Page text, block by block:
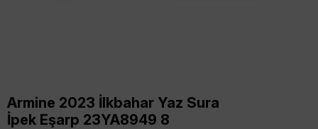
Armine 2023 İlkbahar Yaz Sura
İpek Eşarp 23YA8949 8